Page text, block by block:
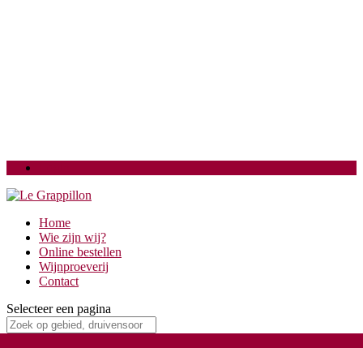
Home
Wie zijn wij?
Online bestellen
Wijnproeverij
Contact
Selecteer een pagina